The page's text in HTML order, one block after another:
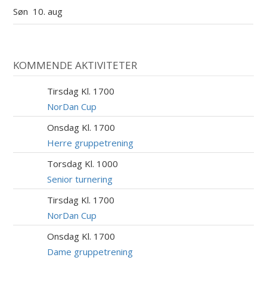
Søn 10. aug
KOMMENDE AKTIVITETER
Tirsdag Kl. 1700
NorDan Cup
Onsdag Kl. 1700
Herre gruppetrening
Torsdag Kl. 1000
Senior turnering
Tirsdag Kl. 1700
NorDan Cup
Onsdag Kl. 1700
Dame gruppetrening